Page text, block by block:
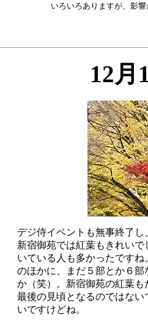
12月
デジ侍イベントも無事終了
新宿御苑では紅葉もきれい
いている人も多かったです
のほかに、まだ５部とか６
か（笑）。新宿御苑の紅葉
最後の見頃となるのではな